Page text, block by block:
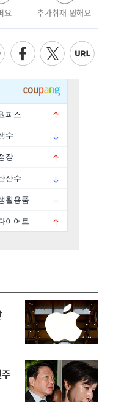
요 추가취재 원해요